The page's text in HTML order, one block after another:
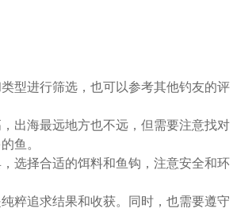
型进行筛选，也可以参考其他钓友的评
出海最远地方也不远，但需要注意找对
鱼。
选择合适的饵料和鱼钩，注意安全和环
粹追求结果和收获。同时，也需要遵守